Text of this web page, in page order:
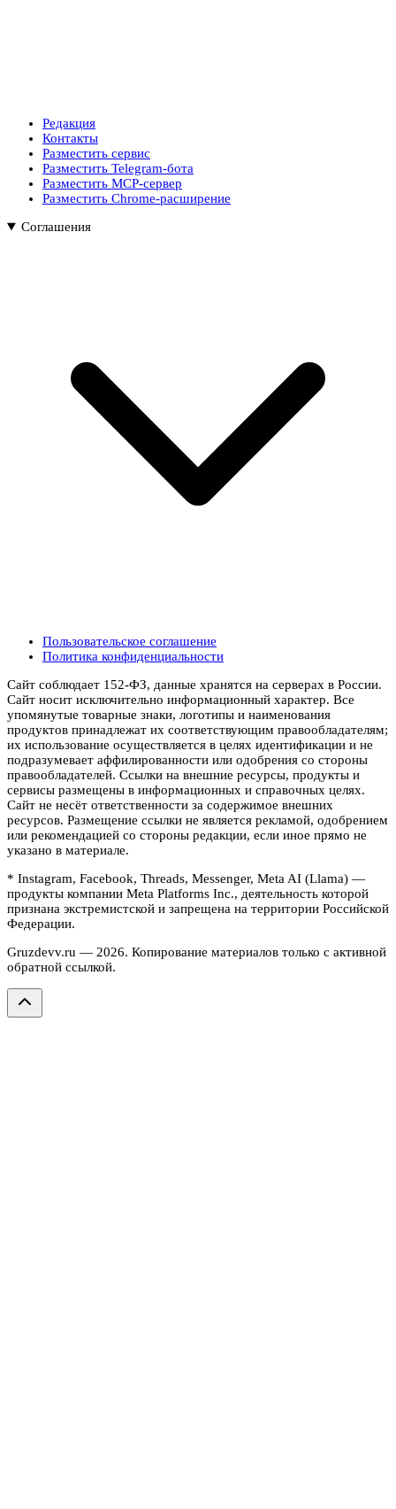
Редакция
Контакты
Разместить сервис
Разместить Telegram-бота
Разместить MCP-сервер
Разместить Chrome-расширение
Соглашения
Пользовательское соглашение
Политика конфиденциальности
Сайт соблюдает 152-ФЗ, данные хранятся на серверах в России.
Сайт носит исключительно информационный характер. Все
упомянутые товарные знаки, логотипы и наименования
продуктов принадлежат их соответствующим правообладателям;
их использование осуществляется в целях идентификации и не
подразумевает аффилированности или одобрения со стороны
правообладателей. Ссылки на внешние ресурсы, продукты и
сервисы размещены в информационных и справочных целях.
Сайт не несёт ответственности за содержимое внешних
ресурсов. Размещение ссылки не является рекламой, одобрением
или рекомендацией со стороны редакции, если иное прямо не
указано в материале.
* Instagram, Facebook, Threads, Messenger, Meta AI (Llama) —
продукты компании Meta Platforms Inc., деятельность которой
признана экстремистской и запрещена на территории Российской
Федерации.
Gruzdevv.ru — 2026. Копирование материалов только с активной
обратной ссылкой.